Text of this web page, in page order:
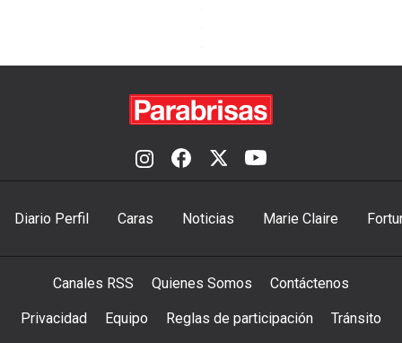
Diario Perfil Caras Noticias Marie Claire
Canales RSS Quienes Somos Contáctenos
Privacidad Equipo Reglas de participación Tránsito